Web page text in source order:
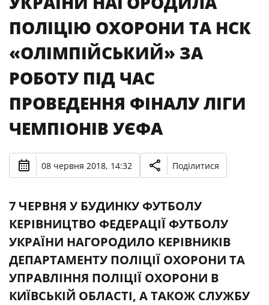
ПОЛІЦІЮ ОХОРОНИ ТА НСК
«ОЛІМПІЙСЬКИЙ» ЗА
РОБОТУ ПІД ЧАС
ПРОВЕДЕННЯ ФІНАЛУ ЛІГИ
ЧЕМПІОНІВ УЄФА
08 червня 2018, 14:32 Поділитися
7 ЧЕРВНЯ У БУДИНКУ ФУТБОЛУ
КЕРІВНИЦТВО ФЕДЕРАЦІЇ ФУТБОЛУ
УКРАЇНИ НАГОРОДИЛО КЕРІВНИКІВ
ДЕПАРТАМЕНТУ ПОЛІЦІЇ ОХОРОНИ ТА
УПРАВЛІННЯ ПОЛІЦІЇ ОХОРОНИ В
КИЇВСЬКІЙ ОБЛАСТІ, А ТАКОЖ СЛУЖБУ